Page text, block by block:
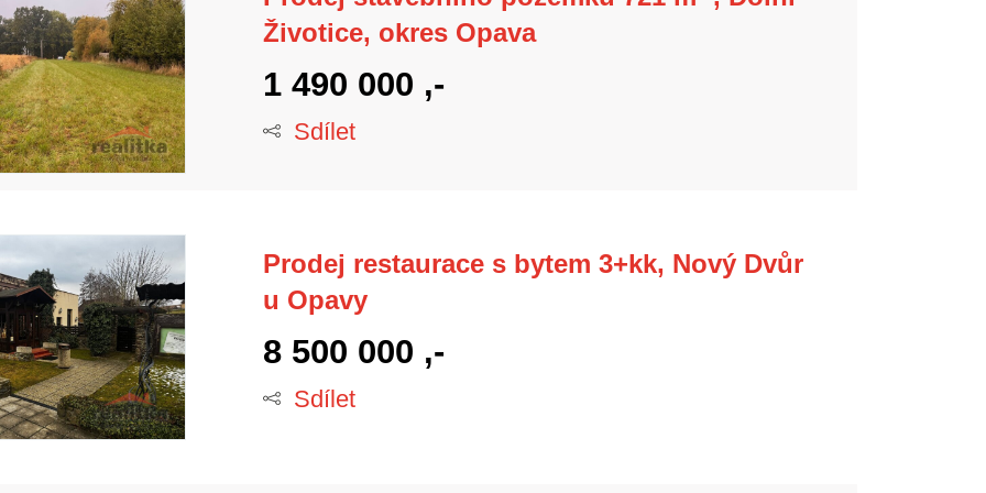
Životice, okres Opava
1 490 000 ,-
Sdílet
Prodej restaurace s bytem 3+kk, Nový Dvůr
u Opavy
8 500 000 ,-
Sdílet